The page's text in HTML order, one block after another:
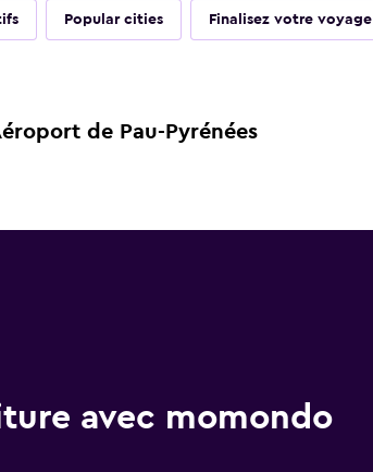
Popular cities Finalisez votre voyage
de Pau-Pyrénées
avec momondo